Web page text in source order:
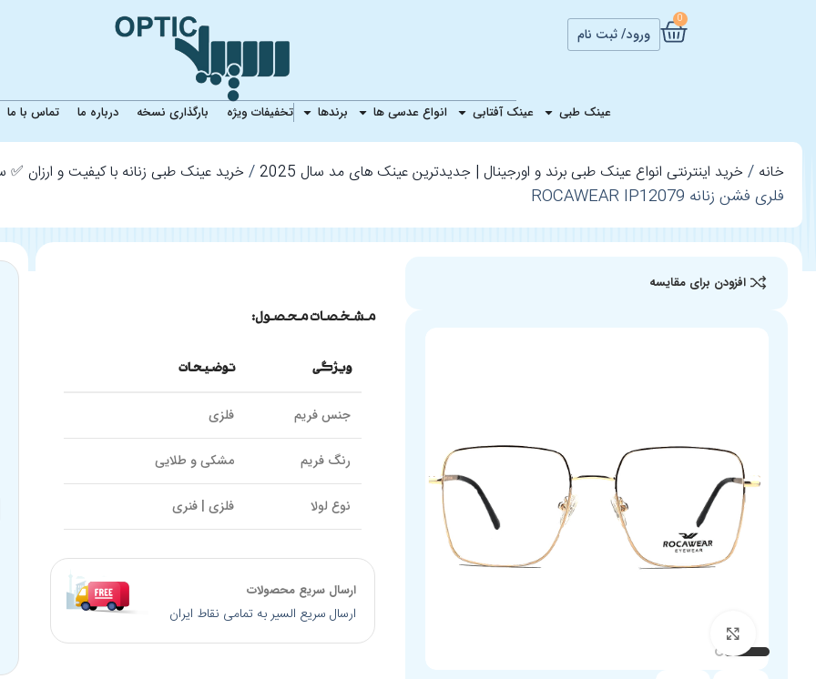
ورود/ ثبت نام
0
عینک طبی عینک آفتابی انواع عدسی ها برندها تخفیفات ویژه بارگذاری نسخه درباره ما تماس با ما عینک مربعی فلری فشن زنانه ROCAWEAR IP12079
خانه خرید اینترنتی انواع عینک طبی برند و اورجینال | جدیدترین عینک های مد سال 2025 خرید عینک طبی زنانه با کیفیت و ارزان
فلری فشن زنانه ROCAWEAR IP12079
افزودن برای مقایسه
مشخصات محصول:
ویژگی توضیحات
جنس فریم فلزی
رنگ فریم مشکی و طلایی
نوع لولا فلزی | فنری
سایز دسته
کالیبر عدسی 51mm
ارسال سریع محصولات
ارسال سریع السیر به تمامی نقاط ایران